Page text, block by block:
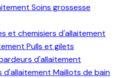
Soins grossesse
et chemisiers d'allaitement
Pulls et gilets
d'allaitement
d'allaitement Maillots de bain